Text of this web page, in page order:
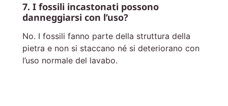
7. I fossili incastonati possono
danneggiarsi con l’uso?
No. I fossili fanno parte della struttura della
pietra e non si staccano né si deteriorano con
l’uso normale del lavabo.